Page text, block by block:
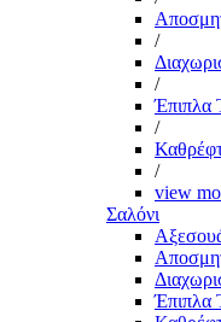
/
/
Έπιπλα
/
/
view
Σαλόνι
Έπιπλα